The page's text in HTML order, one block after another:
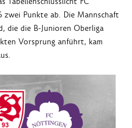
Punkte ab. Die Mannschaft
die die B-Junioren Oberliga
Vorsprung anführt, kam